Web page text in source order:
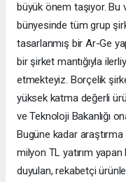
büyük önem taşıyor.
bünyesinde tüm grup
tasarlanmış bir Ar-Ge
bir şirket mantığıyla
etmekteyiz. Borçelik
yüksek katma değerli
ve Teknoloji Bakanlığı
Bugüne kadar
milyon TL yatırım
duyulan, rekabetçi